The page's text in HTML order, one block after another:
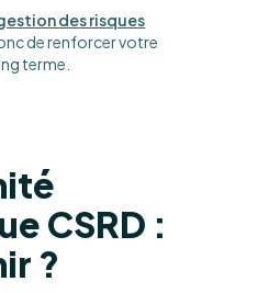
des risques
de renforcer votre
terme.
CSRD :
?